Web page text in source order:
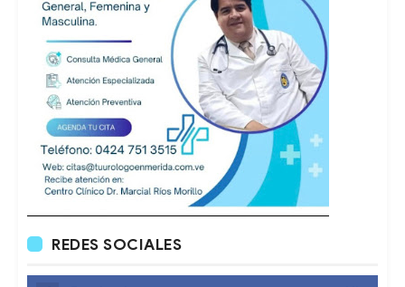
REDES SOCIALES